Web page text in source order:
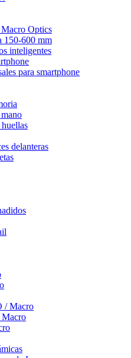
Optics
150-600 mm
inteligentes
para smartphone
delanteras
/ Macro